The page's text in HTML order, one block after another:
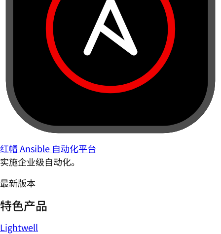
红帽 Ansible 自动化平台
实施企业级自动化。
最新版本
特色产品
Lightwell